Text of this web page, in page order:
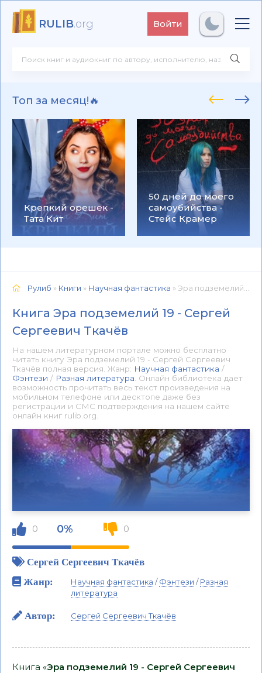
RULIB.org Войти
Топ за месяц!🔥
Крепкий орешек -
Тата Кит
50 дней до моего
самоубийства -
Стейс Крамер
Рулиб » Книги » Научная фантастика » Эра подземелий 19 - Сергей Сергеевич Ткачёв 📕 - Книга онлайн бесплатно
Книга Эра подземелий 19 - Сергей
Сергеевич Ткачёв
На нашем литературном портале можно бесплатно
читать книгу Эра подземелий 19 - Сергей Сергеевич
Ткачёв полная версия. Жанр: Научная фантастика /
Фэнтези / Разная литература . Онлайн библиотека дает
возможность прочитать весь текст произведения на
мобильном телефоне или десктопе даже без
регистрации и СМС подтверждения на нашем сайте
онлайн книг rulib.org.
0 0% 0
Сергей Сергеевич Ткачёв
Жанр:
Научная фантастика /Фэнтези /Разная
литература
Автор: Сергей Сергеевич Ткачёв
Книга «Эра подземелий 19 - Сергей Сергеевич